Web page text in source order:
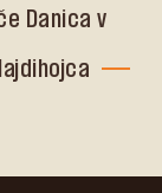
Danica v